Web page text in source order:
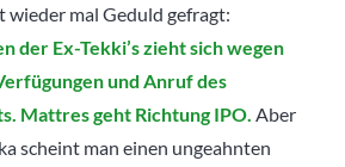
wieder mal Geduld gefragt:
der Ex-Tekki’s zieht sich wegen
und Anruf des
Mattres geht Richtung IPO. Aber
scheint man einen ungeahnten